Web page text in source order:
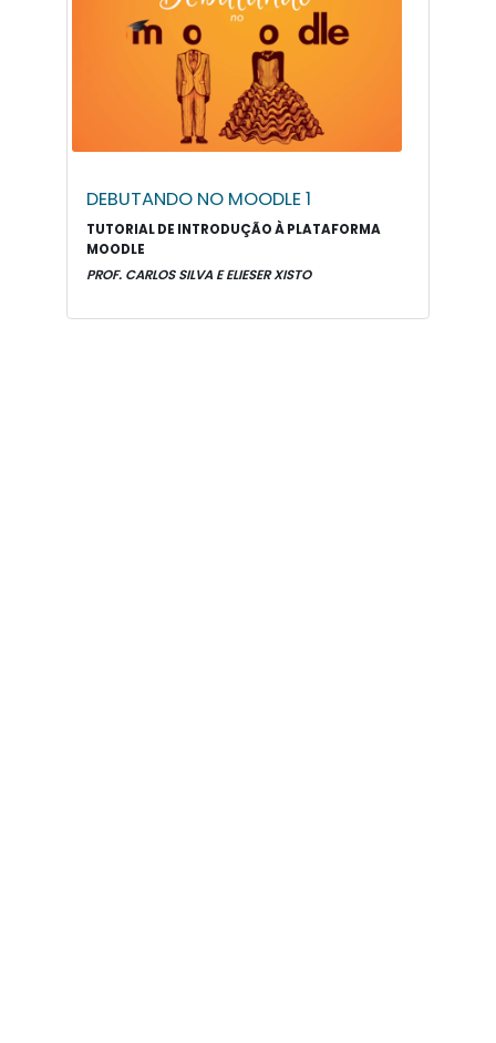
DEBUTANDO NO MOODLE 1
TUTORIAL DE INTRODUÇÃO À PLATAFORMA
MOODLE
PROF. CARLOS SILVA E ELIESER XISTO